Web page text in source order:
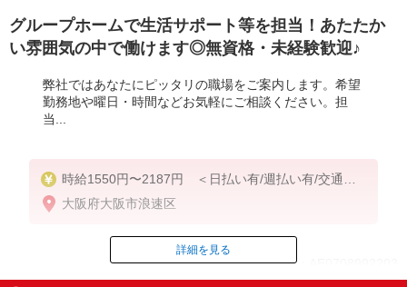
グループホームで生活サポート等を担当！あたたか
い雰囲気の中で働けます◎無資格・未経験歓迎♪
弊社ではあなたにピッタリの職場をご案内します。希望
勤務地や曜日・時間などお気軽にご相談ください。担
当...
時給1550円〜2187円 ＜日払い有/週払い有/交通費
全支給(ガソリン代含む)＞
大阪府大阪市浪速区
ID：AE0708992203
詳細を見る